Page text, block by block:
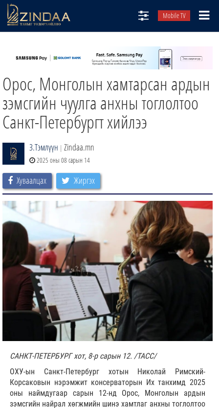
Mobile TV
ТВ8
ӨГЛӨӨНИЙ СОНИН
АУДИО ЗОХИОЛ
ЗИНДАА СЭТГҮҮЛ
Орос, Монголын хамтарсан ардын
зэмсгийн чуулга анхны тоглолтоо
Санкт-Петербургт хийлээ
З.Тэмлүүн | Zindaa.mn
2025 оны 08 сарын 14
Хуваалцах Жиргэх
САНКТ-ПЕТЕРБУРГ хот, 8-р сарын 12. /ТАСС/
ОХУ-ын Санкт-Петербург хотын Николай Римский-
Корсаковын нэрэмжит консерваторын Их танхимд 2025
оны наймдугаар сарын 12-нд Орос, Монголын ардын
зэмсгийн найрал хөгжмийн шинэ хамтлаг анхны тоглолтоо